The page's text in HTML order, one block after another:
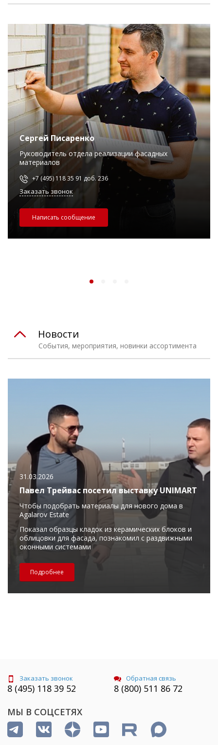
Сергей Писаренко
Руководитель отдела реализации фасадных
материалов
+7 (495) 118 35 91 доб. 236
Заказать звонок
Написать сообщение
События, мероприятия, новинки ассортимента
Новости
31.03.2026
Павел Трейвас посетил выставку UNIMART
Чтобы подобрать материалы для нового дома в
Agalarov Estate
Показал образцы кладок из керамических блоков и
облицовки для фасада, познакомил с раздвижными
оконными системами
Подробнее
Заказать звонок
8 (495) 118 39 52
Обратная связь
8 (800) 511 86 72
МЫ В СОЦСЕТЯХ